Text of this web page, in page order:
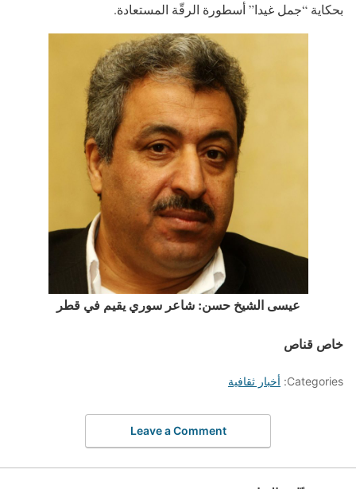
بحكاية “جمل غيدا” أسطورة الرقّة المستعادة.
عيسى الشيخ حسن: شاعر سوري يقيم في قطر
خاص قناص
Categories: أخبار ثقافية
Leave a Comment